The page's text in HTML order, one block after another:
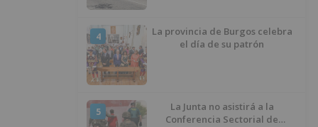
4
La provincia de Burgos celebra
el día de su patrón
5
La Junta no asistirá a la
Conferencia Sectorial de